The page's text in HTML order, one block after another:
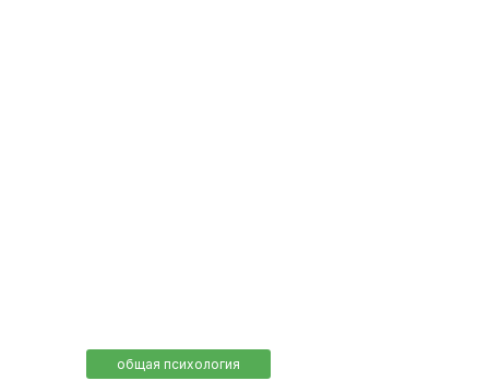
общая психология